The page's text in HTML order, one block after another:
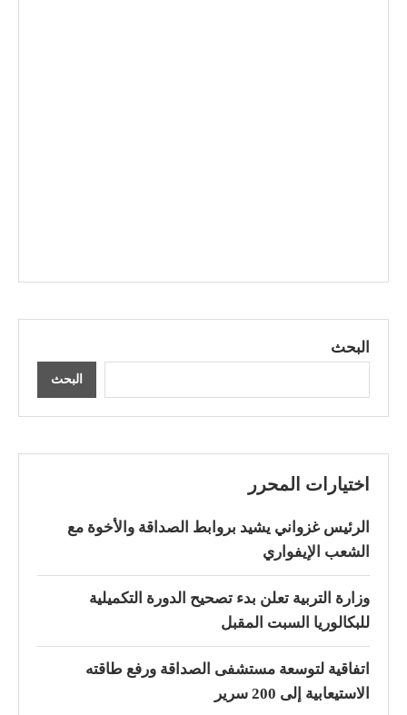
البحث
البحث
اختيارات المحرر
الرئيس غزواني يشيد بروابط الصداقة والأخوة مع
الشعب الإيفواري
وزارة التربية تعلن بدء تصحيح الدورة التكميلية
للبكالوريا السبت المقبل
اتفاقية لتوسعة مستشفى الصداقة ورفع طاقته
الاستيعابية إلى 200 سرير